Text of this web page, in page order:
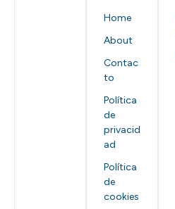
Home
About
Contac
to
Política
de
privacid
ad
Política
de
cookies